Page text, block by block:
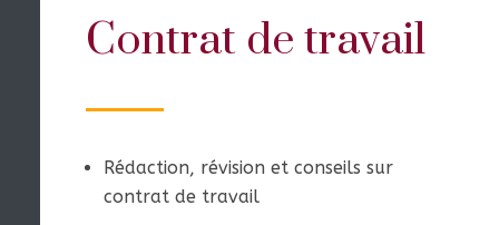
Contrat de travail
Rédaction, révision et conseils sur
contrat de travail